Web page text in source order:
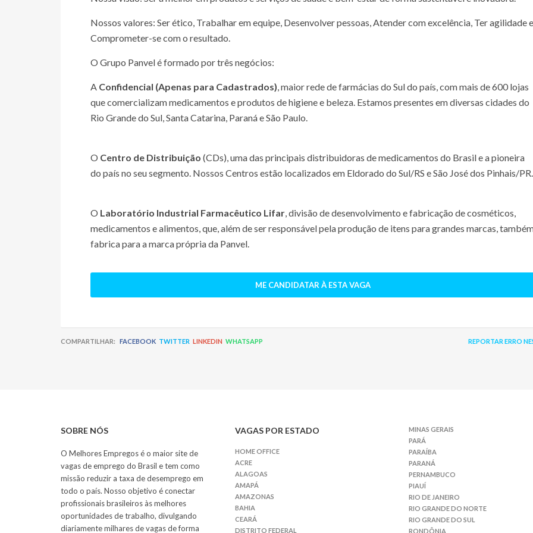
Nossos valores: Ser ético, Trabalhar em equipe, Desenvolver pessoas, Atender com excelência, Ter agilidade e
Comprometer-se com o resultado.
O Grupo Panvel é formado por três negócios:
A Confidencial (Apenas para Cadastrados), maior rede de farmácias do Sul do país, com mais de 600 lojas
que comercializam medicamentos e produtos de higiene e beleza. Estamos presentes em diversas cidades do
Rio Grande do Sul, Santa Catarina, Paraná e São Paulo.
O Centro de Distribuição (CDs), uma das principais distribuidoras de medicamentos do Brasil e a pioneira
do país no seu segmento. Nossos Centros estão localizados em Eldorado do Sul/RS e São José dos Pinhais/PR.
O Laboratório Industrial Farmacêutico Lifar, divisão de desenvolvimento e fabricação de cosméticos,
medicamentos e alimentos, que, além de ser responsável pela produção de itens para grandes marcas,
fabrica para a marca própria da Panvel.
ME CANDIDATAR À ESTA VAGA
COMPARTILHAR: FACEBOOK TWITTER LINKEDIN WHATSAPP REPORTAR ERRO
SOBRE NÓS
O Melhores Empregos é o maior site de
vagas de emprego do Brasil e tem como
missão reduzir a taxa de desemprego em
todo o país. Nosso objetivo é conectar
profissionais brasileiros às melhores
oportunidades de trabalho, divulgando
diariamente milhares de vagas de forma
VAGAS POR ESTADO
HOME OFFICE
ACRE
ALAGOAS
AMAPÁ
AMAZONAS
BAHIA
CEARÁ
DISTRITO FEDERAL
MINAS GERAIS
PARÁ
PARAÍBA
PARANÁ
PERNAMBUCO
PIAUÍ
RIO DE JANEIRO
RIO GRANDE DO NORTE
RIO GRANDE DO SUL
RONDÔNIA